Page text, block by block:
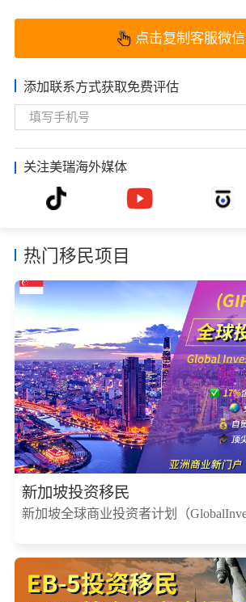
点击复制客服微信
添加联系方式获取免费评估
关注美瑞海外媒体
热门移民项目
新加坡投资移民